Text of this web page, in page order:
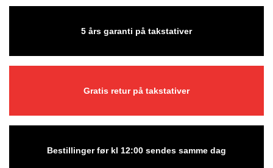
5 års garanti på takstativer
Gratis retur på takstativer
Bestillinger før kl 12:00 sendes samme dag